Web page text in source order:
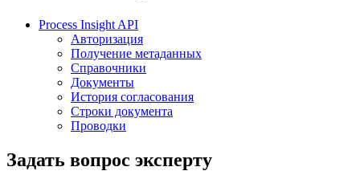
Process Insight API
Авторизация
Получение метаданных
Справочники
Документы
История согласования
Строки документа
Проводки
Задать вопрос эксперту